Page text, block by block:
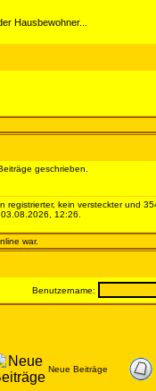
Hausbewohner...
geschrieben.
registrierter, kein versteckter und
12:26.
war.
Benutzername:
Neue Beiträge